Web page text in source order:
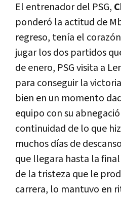
El entrenador del PSG,
ponderó la actitud de
regreso, tenía el
jugar los dos partidos
de enero, PSG visita a
para conseguir la
bien en un momento
equipo con su
continuidad de lo que
muchos días de
que llegara hasta la
de la tristeza que le
carrera, lo mantuvo en